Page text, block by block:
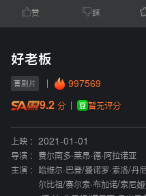
赞 踩
好老板
喜剧片 997569
9.2 分 暂无评分
上映 :
2021-01-01
导演 :
费尔南多·莱昂·德·阿拉诺亚
主演 :
哈维尔·巴登/曼诺罗·索洛/丹
尔比祖/赛尔索·布加诺/索尼